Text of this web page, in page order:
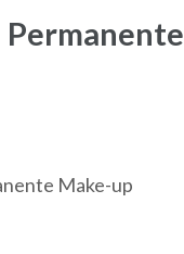
Make-up